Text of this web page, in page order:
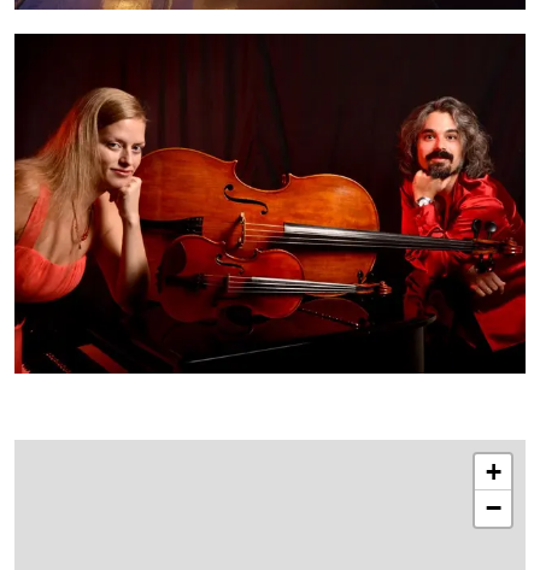
+
−